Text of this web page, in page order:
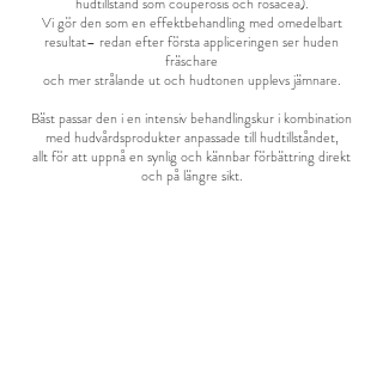
Vi gör den som en effektbehandling med omedelbart
resultat– redan efter första appliceringen ser huden
fräschare
och mer strålande ut och hudtonen upplevs jämnare.
Bäst passar den i en intensiv behandlingskur i kombination
med hudvårdsprodukter anpassade till hudtillståndet,
allt för att uppnå en synlig och kännbar förbättring direkt
och på längre sikt.